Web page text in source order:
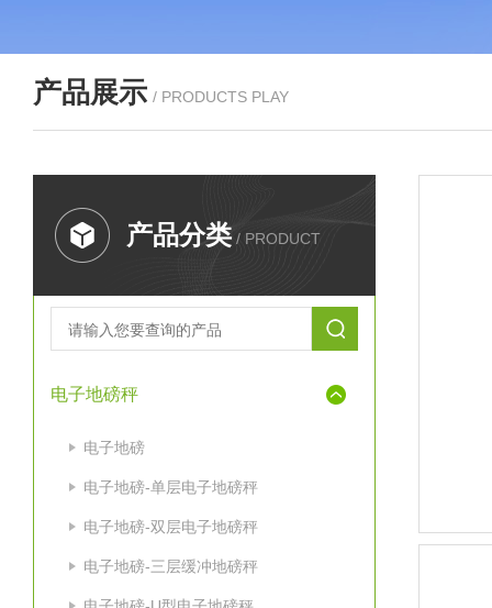
产品展示 / PRODUCTS PLAY
产品分类 / PRODUCT
电子地磅秤
电子地磅
电子地磅-单层电子地磅秤
电子地磅-双层电子地磅秤
电子地磅-三层缓冲地磅秤